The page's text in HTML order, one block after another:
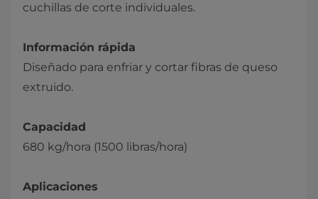
cuchillas de corte individuales.
Información rápida
Diseñado para enfriar y cortar fibras de queso
extruido.
Capacidad
680 kg/hora (1500 libras/hora)
Aplicaciones